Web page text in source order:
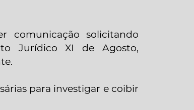
comunicação solicitando
Jurídico XI de Agosto,
para investigar e coibir